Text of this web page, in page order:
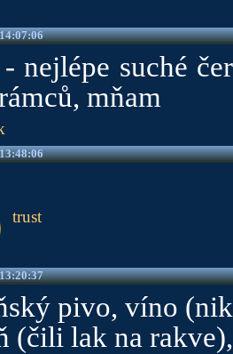
nejlépe suché
mňam
trust
pivo, víno
(čili lak na